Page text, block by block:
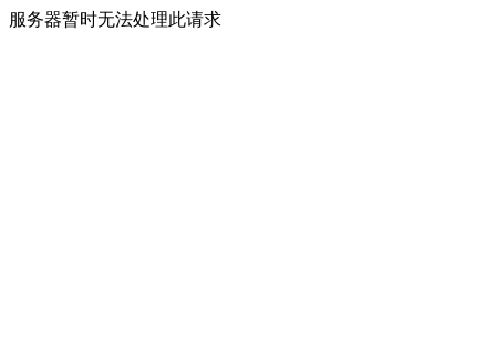
服务器暂时无法处理此请求